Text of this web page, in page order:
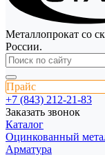
Металлопрокат со
России.
Прайс
+7 (843) 212-21-83
Заказать звонок
Каталог
Оцинкованный
Арматура